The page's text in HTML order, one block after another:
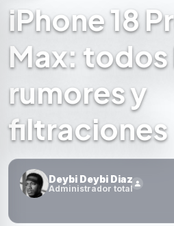
iPhone 18
Max: todos
rumores y
filtraciones
Deybi Deybi Diaz
Administrador total